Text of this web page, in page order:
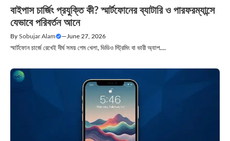
বাইপাস চার্জিং প্রযুক্তি কী? স্মার্টফোনের ব্যাটারি ও পারফরম্যান্সে
যেভাবে পরিবর্তন আনে
By Sobujar Alam — June 27, 2026
স্মার্টফোন চার্জে রেখেই দীর্ঘ সময় গেম খেলা, ভিডিও স্ট্রিমিং বা ভারী অ্যাপ....